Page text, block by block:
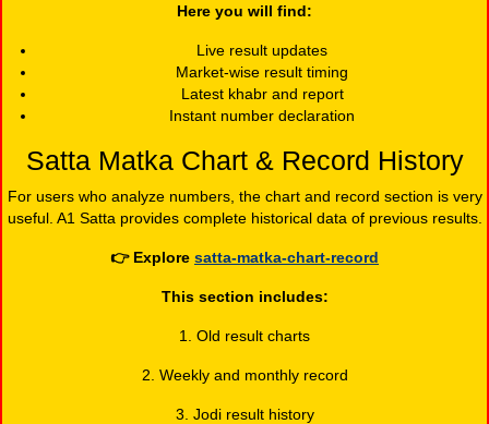
Here you will find:
Live result updates
Market-wise result timing
Latest khabr and report
Instant number declaration
Satta Matka Chart & Record History
For users who analyze numbers, the chart and record section is very
useful. A1 Satta provides complete historical data of previous results.
👉 Explore satta-matka-chart-record
This section includes:
1. Old result charts
2. Weekly and monthly record
3. Jodi result history